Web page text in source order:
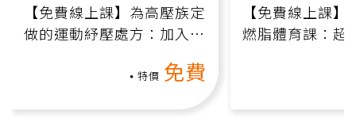
【免費線上課】為高壓族定
做的運動紓壓處方：加入行
特價 免費
【免費線上課
燃脂體育課：超